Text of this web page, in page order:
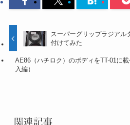
スーパーグリップラジアル
付けてみた
AE86（ハチロク）のボディをTT-01に
入編）
関連記事